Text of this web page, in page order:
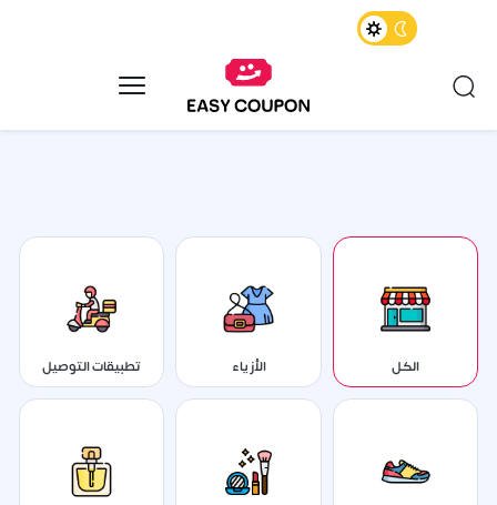
الكل الأزياء تطبيقات التوصيل